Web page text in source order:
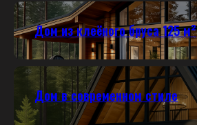
Дом из клеёного бруса 125 м²
Дом в современном стиле